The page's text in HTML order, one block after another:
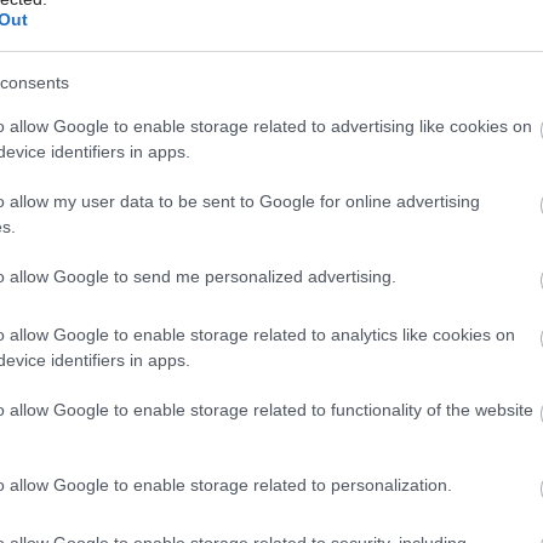
allow Google to enable storage related to advertising like cookies on
identifiers in apps.
allow my user data to be sent to Google for online advertising
allow Google to send me personalized advertising.
allow Google to enable storage related to analytics like cookies on
identifiers in apps.
allow Google to enable storage related to functionality of the website
allow Google to enable storage related to personalization.
rozptýlené svetlo, ktoré nevrhá ostré
s indexom podania farieb aspoň 80
atmosféru
Môj dom Špeciál 02/2026